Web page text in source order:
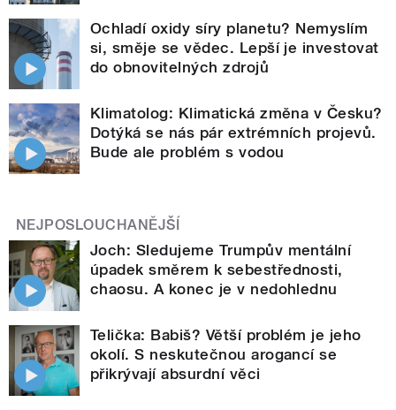
Ochladí oxidy síry planetu? Nemyslím
si, směje se vědec. Lepší je investovat
do obnovitelných zdrojů
Klimatolog: Klimatická změna v Česku?
Dotýká se nás pár extrémních projevů.
Bude ale problém s vodou
NEJPOSLOUCHANĚJŠÍ
Joch: Sledujeme Trumpův mentální
úpadek směrem k sebestřednosti,
chaosu. A konec je v nedohlednu
Telička: Babiš? Větší problém je jeho
okolí. S neskutečnou arogancí se
přikrývají absurdní věci